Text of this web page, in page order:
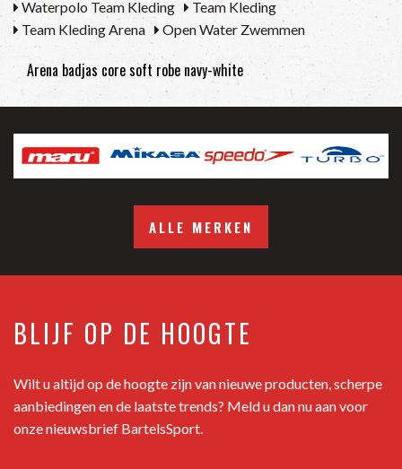
Waterpolo Team Kleding
Team Kleding
Team Kleding Arena
Open Water Zwemmen
Arena badjas core soft robe navy-white
ALLE MERKEN
BLIJF OP DE HOOGTE
Wilt u altijd op de hoogte zijn van nieuwe producten, scherpe
aanbiedingen en de laatste trends? Meld u dan nu aan voor
onze nieuwsbrief BartelsSport.